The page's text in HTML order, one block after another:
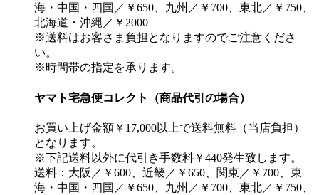
海・中国・四国／￥650、九州／￥700、東北／￥750、
北海道・沖縄／￥2000
※送料はお客さま負担となりますのでご注意くださ
い。
※時間帯の指定を承ります。
ヤマト宅急便コレクト（商品代引の場合）
お買い上げ金額￥17,000以上で送料無料（当店負担）
となります。
※下記送料以外に代引き手数料￥440発生致します。
送料：大阪／￥600、近畿／￥650、関東／￥700、東
海・中国・四国／￥650、九州／￥700、東北／￥750、